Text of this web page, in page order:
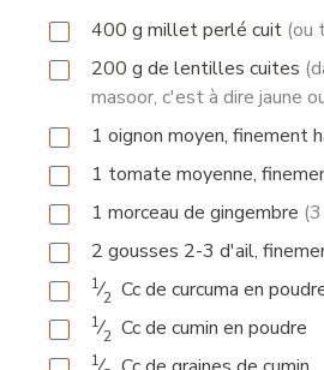
400 g millet perlé cuit (ou
200 g de lentilles cuites
masoor, c'est à dire jaune
1 oignon moyen, finement
1 tomate moyenne,
1 morceau de gingembre
2 gousses 2-3 d'ail,
1⁄2 Ccde curcuma en
1⁄2 Ccde cumin en poudre
1